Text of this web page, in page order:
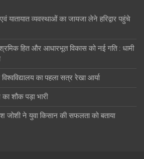
यातायात व्यवस्थाओं का जायजा लेने हरिद्वार पहुंचे
हित और आधारभूत विकास को नई गति : धामी
का पहला सत्र रेखा आर्या
शौक पड़ा भारी
जोशी ने युवा किसान की सफलता को बताया